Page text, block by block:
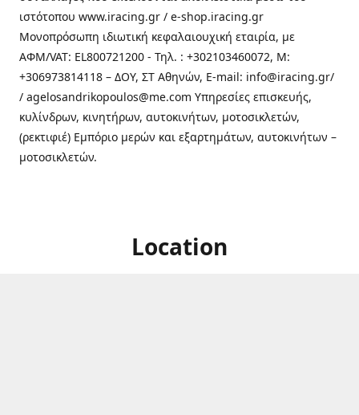
ιστότοπου www.iracing.gr / e-shop.iracing.gr
Μονοπρόσωπη ιδιωτική κεφαλαιουχική εταιρία, με
ΑΦΜ/VAT: EL800721200 - Τηλ. : +302103460072, M:
+306973814118 – ΔΟΥ, ΣΤ Αθηνών, E-mail: info@iracing.gr/
/ agelosandrikopoulos@me.com Υπηρεσίες επισκευής,
κυλίνδρων, κινητήρων, αυτοκινήτων, μοτοσικλετών,
(ρεκτιφιέ) Εμπόριο μερών και εξαρτημάτων, αυτοκινήτων –
μοτοσικλετών.
Location